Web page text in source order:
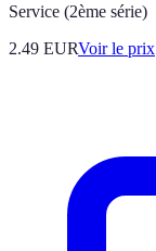
Service (2ème série)
2.49 EURVoir le prix